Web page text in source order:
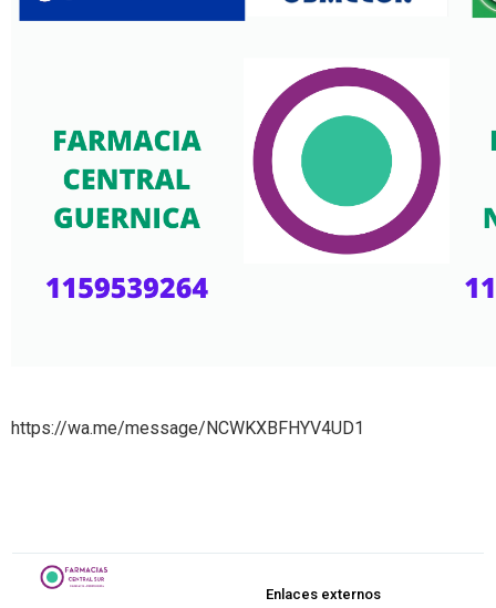
https://wa.me/message/NCWKXBFHYV4UD1
Enlaces externos